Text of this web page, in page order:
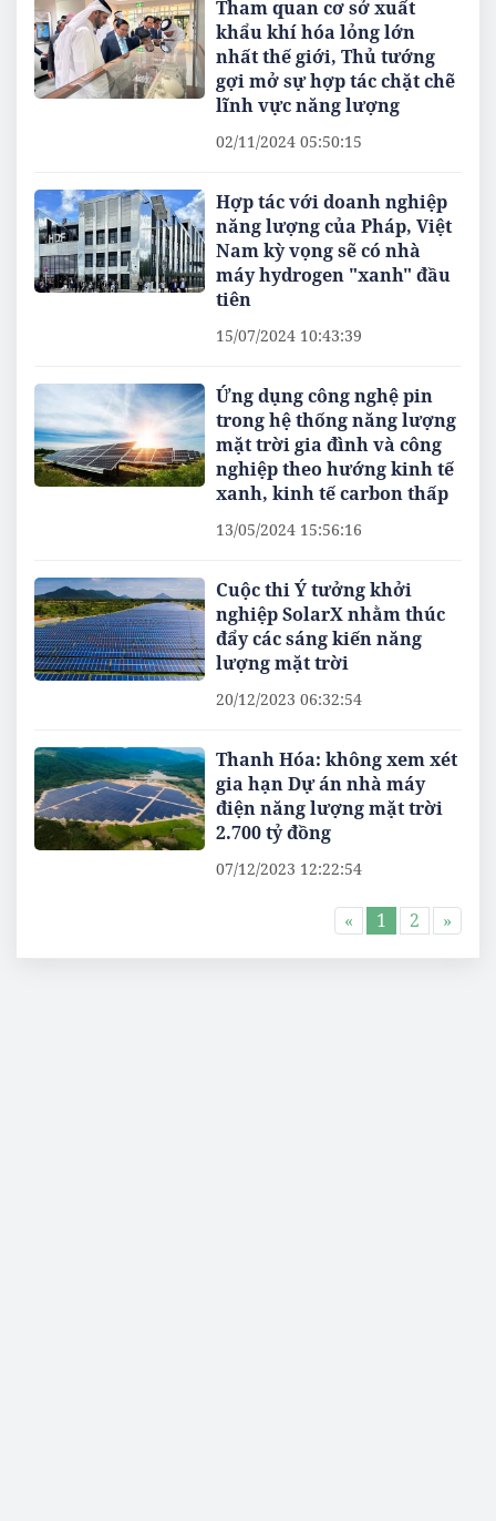
Tham quan cơ sở xuất
khẩu khí hóa lỏng lớn
nhất thế giới, Thủ tướng
gợi mở sự hợp tác chặt chẽ
lĩnh vực năng lượng
02/11/2024 05:50:15
Hợp tác với doanh nghiệp
năng lượng của Pháp, Việt
Nam kỳ vọng sẽ có nhà
máy hydrogen "xanh" đầu
tiên
15/07/2024 10:43:39
Ứng dụng công nghệ pin
trong hệ thống năng lượng
mặt trời gia đình và công
nghiệp theo hướng kinh tế
xanh, kinh tế carbon thấp
13/05/2024 15:56:16
Cuộc thi Ý tưởng khởi
nghiệp SolarX nhằm thúc
đẩy các sáng kiến năng
lượng mặt trời
20/12/2023 06:32:54
Thanh Hóa: không xem xét
gia hạn Dự án nhà máy
điện năng lượng mặt trời
2.700 tỷ đồng
07/12/2023 12:22:54
« 1 2 »